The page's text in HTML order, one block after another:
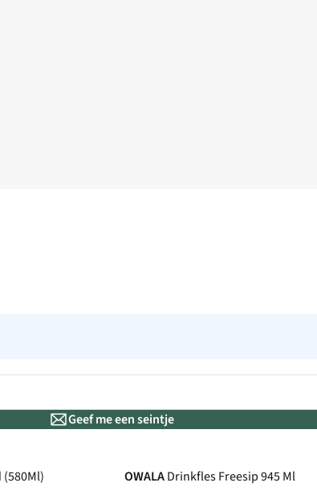
Geef me een seintje
OWALADrinkfles Freesip 945 Ml